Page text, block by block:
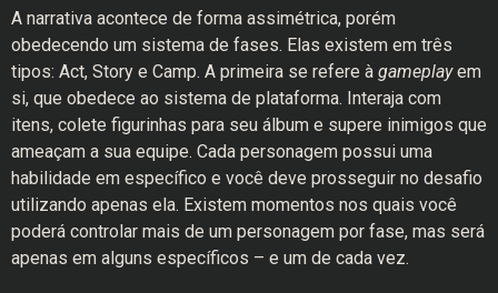
A narrativa acontece de forma assimétrica, porém
obedecendo um sistema de fases. Elas existem em três
tipos: Act, Story e Camp. A primeira se refere à gameplayem
si, que obedece ao sistema de plataforma. Interaja com
itens, colete figurinhas para seu álbum e supere inimigos que
ameaçam a sua equipe. Cada personagem possui uma
habilidade em específico e você deve prosseguir no desafio
utilizando apenas ela. Existem momentos nos quais você
poderá controlar mais de um personagem por fase, mas será
apenas em alguns específicos – e um de cada vez.